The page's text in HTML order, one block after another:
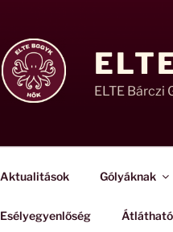
ELTE Bárczi
Aktualitások Gólyáknak
Esélyegyenlőség